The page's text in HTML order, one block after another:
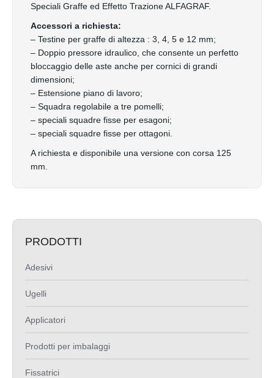
Speciali Graffe ed Effetto Trazione ALFAGRAF.
Accessori a richiesta:
– Testine per graffe di altezza : 3, 4, 5 e 12 mm;
– Doppio pressore idraulico, che consente un perfetto
bloccaggio delle aste anche per cornici di grandi
dimensioni;
– Estensione piano di lavoro;
– Squadra regolabile a tre pomelli;
– speciali squadre fisse per esagoni;
– speciali squadre fisse per ottagoni.
A richiesta e disponibile una versione con corsa 125
mm.
PRODOTTI
Adesivi
Ugelli
Applicatori
Prodotti per imbalaggi
Fissatrici